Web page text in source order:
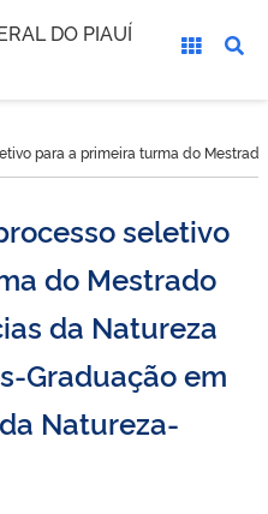
DO PIAUÍ
para a primeira turma do
seletivo
do Mestrado
da Natureza
Graduação em
Natureza-